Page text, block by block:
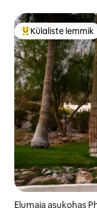
Külaliste suur
Külaliste lemmik
Elumaja asukohas